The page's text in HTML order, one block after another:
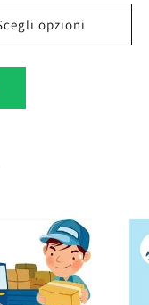
opzioni